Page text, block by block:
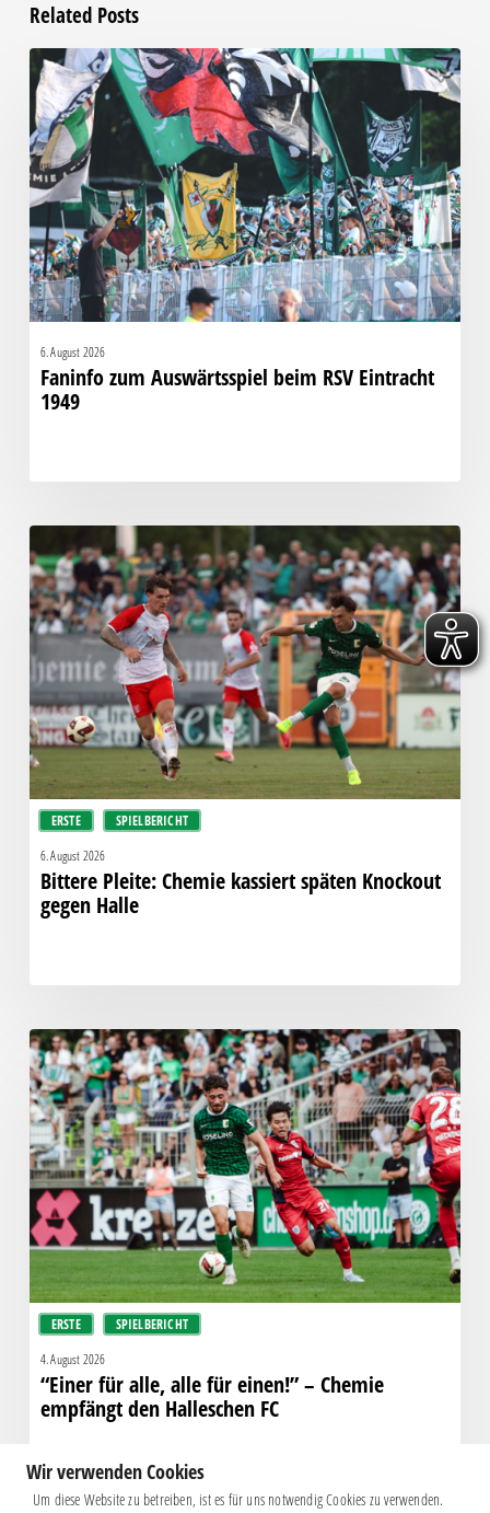
Related Posts
Faninfo
zum
Auswärtsspiel
beim
RSV
Eintracht
6. August 2026
Faninfo zum Auswärtsspiel beim RSV Eintracht
1949
ERSTE SPIELBERICHT
Pleite:
Chemie
kassiert
späten
Knockout
gegen
Halle
6. August 2026
Bittere Pleite: Chemie kassiert späten Knockout
gegen Halle
ERSTE SPIELBERICHT
“Einer
für
alle,
alle
für
einen!”
–
Chemie
empfängt
den
Halleschen
FC
4. August 2026
“Einer für alle, alle für einen!” – Chemie
empfängt den Halleschen FC
Wir verwenden Cookies
Um diese Website zu betreiben, ist es für uns notwendig Cookies zu verwenden.